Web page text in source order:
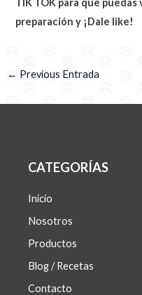
preparación y ¡Dale like!
← Previous Entrada
CATEGORÍAS
Inicio
Nosotros
Productos
Blog / Recetas
Contacto